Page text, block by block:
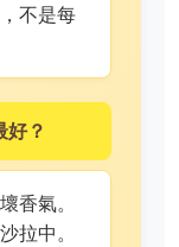
不是每
好？
香氣。
拉中。